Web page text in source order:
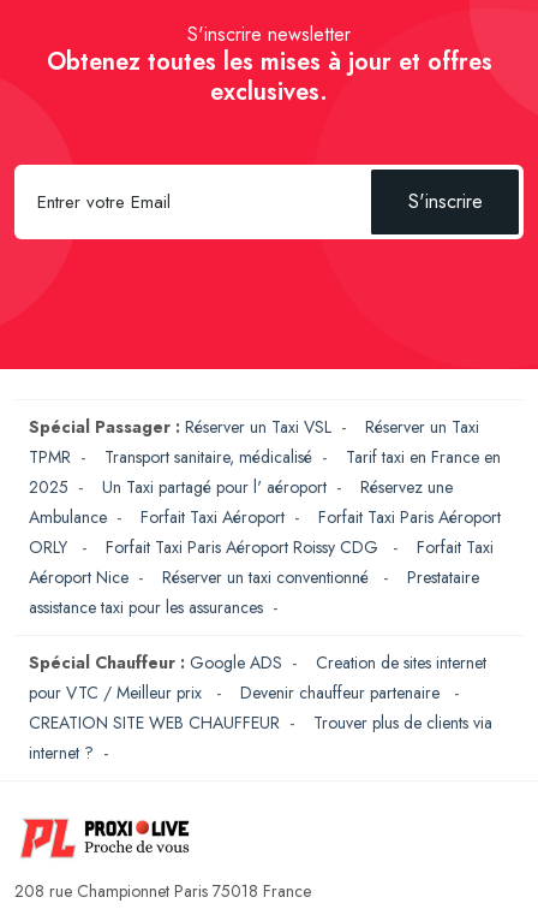
S'inscrire newsletter
Obtenez toutes les mises à jour et offres
exclusives.
S'inscrire
Spécial Passager : Réserver un Taxi VSL - Réserver un Taxi
TPMR - Transport sanitaire, médicalisé - Tarif taxi en France en
2025 - Un Taxi partagé pour l' aéroport - Réservez une
Ambulance - Forfait Taxi Aéroport - Forfait Taxi Paris Aéroport
ORLY
- Forfait Taxi Paris Aéroport Roissy CDG - Forfait Taxi
Aéroport Nice - Réserver un taxi conventionné - Prestataire
assistance taxi pour les assurances -
Spécial Chauffeur : Google ADS - Creation de sites internet
pour VTC / Meilleur prix
- Devenir chauffeur partenaire
-
CREATION SITE WEB CHAUFFEUR - Trouver plus de clients via
internet ? -
208 rue Championnet Paris 75018 France